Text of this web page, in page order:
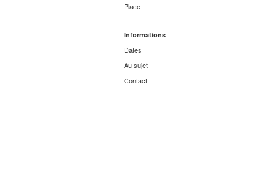
Place
Informations
Dates
Au sujet
Contact